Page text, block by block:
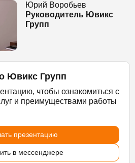
Юрий Воробьев
Руководитель Ювикс
Групп
Ювикс Групп
чтобы ознакомиться с
и преимуществами работы
презентацию
в мессенджере